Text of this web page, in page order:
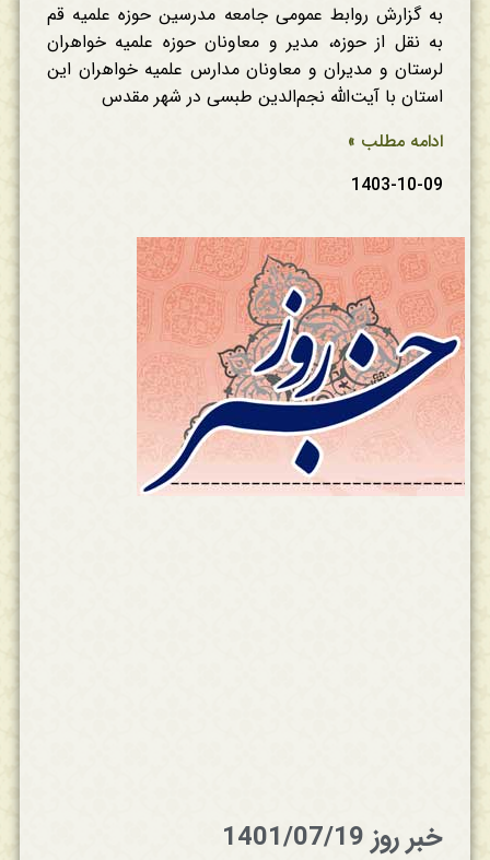
به گزارش روابط عمومی جامعه مدرسین حوزه علمیه قم
به نقل از حوزه، مدیر و معاونان حوزه علمیه خواهران
لرستان و مدیران و معاونان مدارس علمیه خواهران این
استان با آیت‌الله نجم‌الدین طبسی در شهر مقدس
ادامه مطلب »
1403-10-09
خبر روز 1401/07/19